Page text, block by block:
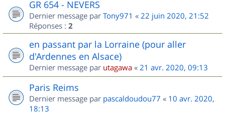
GR 654 - NEVERS
Dernier message par Tony971 « 22 juin 2020, 21:52
Réponses : 2
en passant par la Lorraine (pour aller
d'Ardennes en Alsace)
Dernier message par utagawa « 21 avr. 2020, 09:13
Paris Reims
Dernier message par pascaldoudou77 « 10 avr. 2020,
18:13